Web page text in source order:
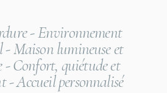
- Environnement
- Maison lumineuse et
- Confort, quiétude et
- Accueil personnalisé